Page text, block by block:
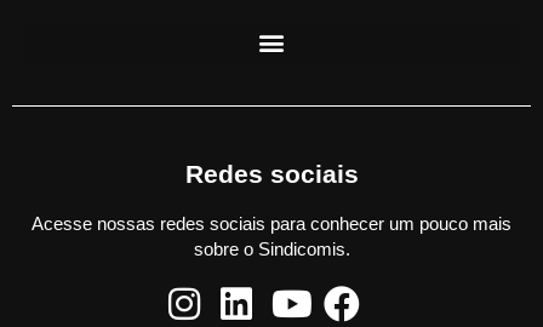
Redes sociais
Acesse nossas redes sociais para conhecer um pouco mais
sobre o Sindicomis.